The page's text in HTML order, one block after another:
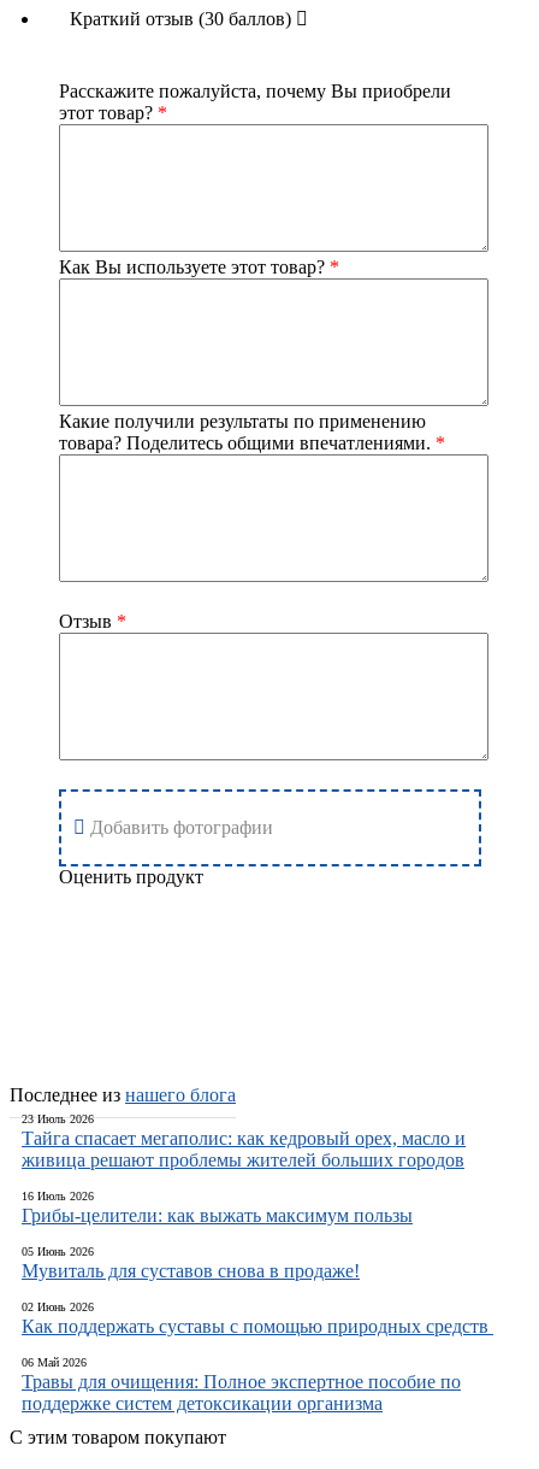
250 мл кипятка. Плотно закрыть крышку заварника/
Ограничения в употреблении: людям с индивидуальной
непереносимостью компонентов сбора, беременным
влажности воздуха не выше 75%
Регистрационный номер декларации соответствия TC N
RU Д-RU.АЮ65.В.00024
Страна производства: Россия
Краткий отзыв (30 баллов)
Расскажите пожалуйста, почему Вы приобрели
этот товар? *
Как Вы используете этот товар? *
Какие получили результаты по применению
товара? Поделитесь общими впечатлениями. *
Отзыв *
Добавить фотографии
Оценить продукт
Последнее из нашего блога
23 Июль 2026
Тайга спасает мегаполис: как кедровый орех, масло и
живица решают проблемы жителей больших городов
16 Июль 2026
Грибы-целители: как выжать максимум пользы
05 Июнь 2026
Мувиталь для суставов снова в продаже!
02 Июнь 2026
Как поддержать суставы с помощью природных средств
06 Май 2026
Травы для очищения: Полное экспертное пособие по
поддержке систем детоксикации организма
С этим товаром покупают